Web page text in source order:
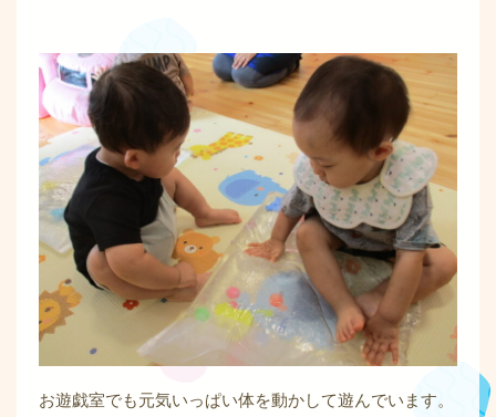
お遊戯室でも元気いっぱい体を動かして遊んでいます。